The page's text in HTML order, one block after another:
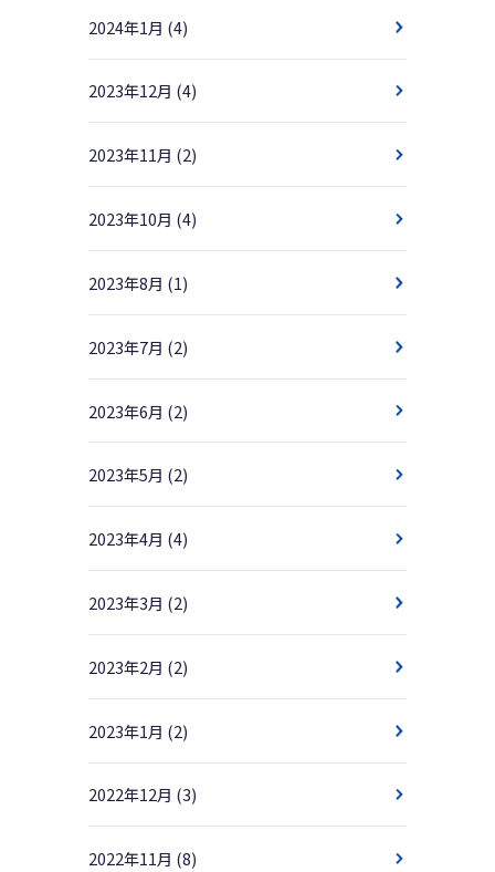
2024年1月 (4)
2023年12月 (4)
2023年11月 (2)
2023年10月 (4)
2023年8月 (1)
2023年7月 (2)
2023年6月 (2)
2023年5月 (2)
2023年4月 (4)
2023年3月 (2)
2023年2月 (2)
2023年1月 (2)
2022年12月 (3)
2022年11月 (8)